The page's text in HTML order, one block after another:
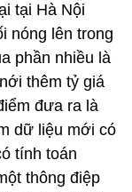
tại Hà Nội
nóng lên trong
phần nhiều là
thêm tỷ giá
đưa ra là
dữ liệu mới có
tính toán
thông điệp